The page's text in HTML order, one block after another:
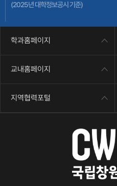
(2025년 대학정보공시 기준)
학과홈페이지
교내홈페이지
지역협력포털